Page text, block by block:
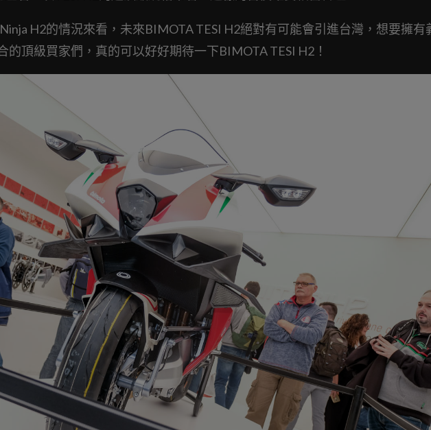
H2的情況來看，未來BIMOTA TESI H2絕對有可能會引進台灣，想要擁有
的頂級買家們，真的可以好好期待一下BIMOTA TESI H2！